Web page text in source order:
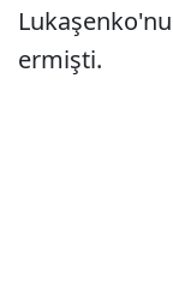
ermişti.